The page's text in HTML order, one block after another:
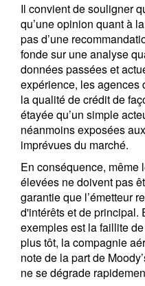
Il convient de souligner
qu’une opinion quant à
pas d’une
fonde sur une analyse
données passées et
expérience, les agences
la qualité de crédit de
étayée qu’un simple
néanmoins exposées
imprévues du marché.
En conséquence, même
élevées ne doivent pas
garantie que l’émetteur
d'intérêts et de principal.
exemples est la faillite
plus tôt, la compagnie
note de la part de
ne se dégrade